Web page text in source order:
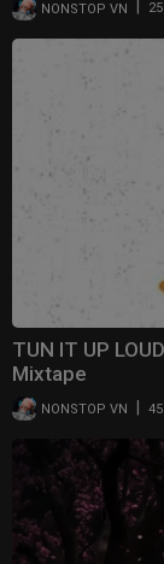
NONSTOP VN
TUN IT UP
Mixtape
NONSTOP VN